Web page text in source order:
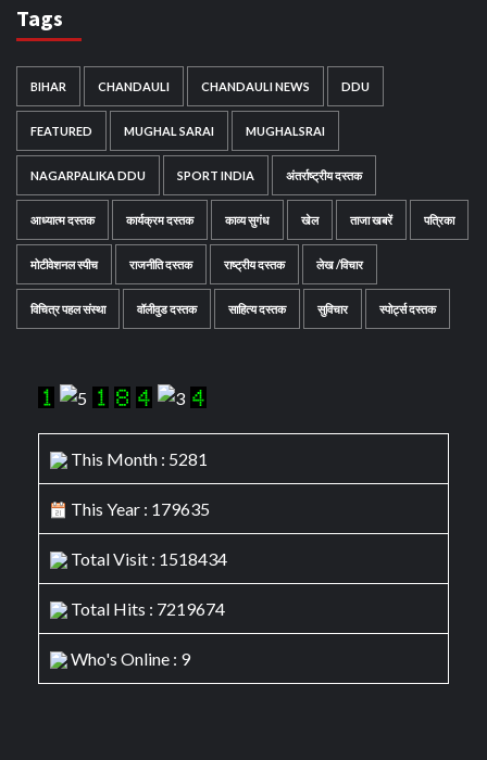
Tags
BIHAR CHANDAULI CHANDAULI NEWS DDU
FEATURED MUGHAL SARAI MUGHALSRAI
NAGARPALIKA DDU SPORT INDIA अंतर्राष्ट्रीय दस्तक
आध्यात्म दस्तक कार्यक्रम दस्तक काव्य सुगंध खेल ताजा खबरें पत्रिका
मोटीवेशनल स्पीच राजनीति दस्तक राष्ट्रीय दस्तक लेख /विचार
विचित्र पहल संस्था वॉलीवुड दस्तक साहित्य दस्तक सुविचार स्पोर्ट्स दस्तक
This Month : 5281
This Year : 179635
Total Visit : 1518434
Total Hits : 7219674
Who's Online : 9